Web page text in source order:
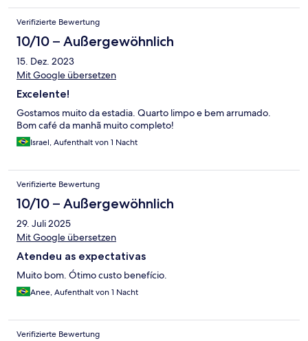
Verifizierte Bewertung
10/10 – Außergewöhnlich
15. Dez. 2023
Mit Google übersetzen
Excelente!
Gostamos muito da estadia. Quarto limpo e bem arrumado.
Bom café da manhã muito completo!
Israel, Aufenthalt von 1 Nacht
Verifizierte Bewertung
10/10 – Außergewöhnlich
29. Juli 2025
Mit Google übersetzen
Atendeu as expectativas
Muito bom. Ótimo custo benefício.
Anee, Aufenthalt von 1 Nacht
Verifizierte Bewertung